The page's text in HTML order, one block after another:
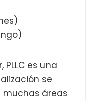
es una
se
muchas áreas